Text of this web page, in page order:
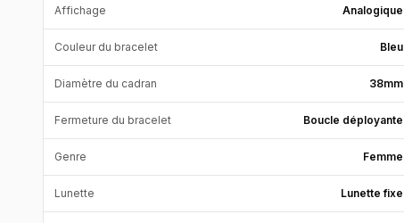
Affichage Analogique
Couleur du bracelet Bleu
Diamètre du cadran 38mm
Fermeture du bracelet Boucle déployante
Genre Femme
Lunette Lunette fixe